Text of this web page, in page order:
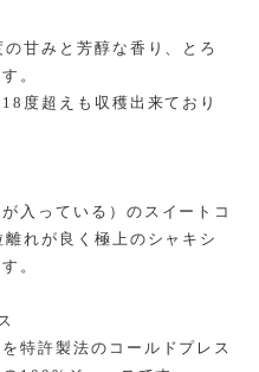
甘みと芳醇な香り、とろ
。
度超えも収穫出来ており
入っている）のスイートコ
れが良く極上のシャキシ
。
特許製法のコールドプレス